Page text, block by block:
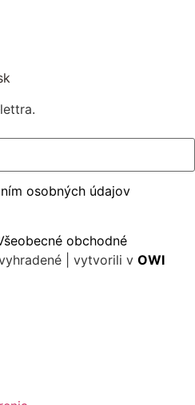
osobných údajov
obchodné
| vytvorili v OWI